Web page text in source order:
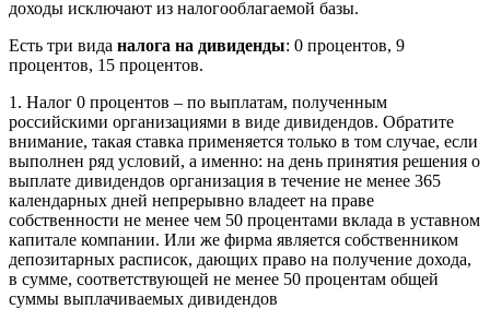
доходы исключают из налогооблагаемой базы.
Есть три вида налога на дивиденды: 0 процентов, 9
процентов, 15 процентов.
1. Налог 0 процентов – по выплатам, полученным
российскими организациями в виде дивидендов. Обратите
внимание, такая ставка применяется только в том случае, если
выполнен ряд условий, а именно: на день принятия решения о
выплате дивидендов организация в течение не менее 365
календарных дней непрерывно владеет на праве
собственности не менее чем 50 процентами вклада в уставном
капитале компании. Или же фирма является собственником
депозитарных расписок, дающих право на получение дохода,
в сумме, соответствующей не менее 50 процентам общей
суммы выплачиваемых дивидендов